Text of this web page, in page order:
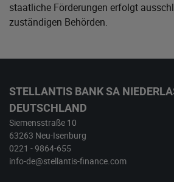
staatliche Förderungen erfolgt
zuständigen Behörden.
STELLANTIS BANK SA
DEUTSCHLAND
Siemensstraße 10
63263 Neu-Isenburg
0221 - 9864-655
info-de@stellantis-finance.com